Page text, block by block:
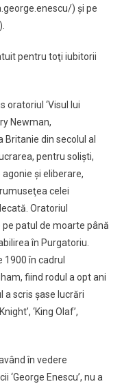
) şi pe
pentru toţi iubitorii
oratoriul ‘Visul lui
Newman,
din secolul al
pentru solişti,
şi eliberare,
celei
Oratoriul
patul de moarte până
în Purgatoriu.
în cadrul
fiind rodul a opt ani
a scris şase lucrări
‘King Olaf’,
în vedere
‘George Enescu’, nu a